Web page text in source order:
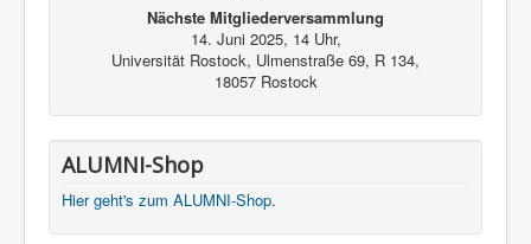
Nächste Mitgliederversammlung
14. Juni 2025, 14 Uhr,
Universität Rostock, Ulmenstraße 69, R 134,
18057 Rostock
ALUMNI-Shop
Hier geht's zum ALUMNI-Shop.